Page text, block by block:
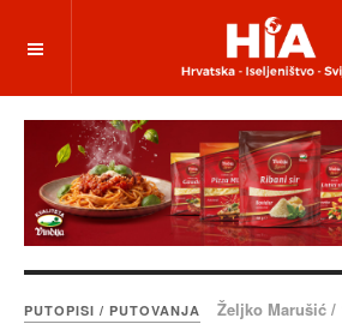
PUTOPISI / PUTOVANJA Željko Marušić /